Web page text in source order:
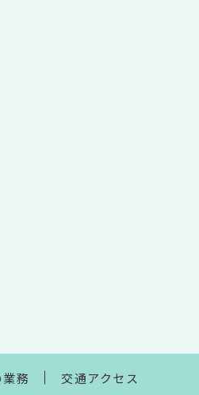
務 交通アクセス